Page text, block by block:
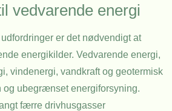
vedvarende energi
er det nødvendigt at
energikilder. Vedvarende energi,
vindenergi, vandkraft og geotermisk
og ubegrænset energiforsyning.
færre drivhusgasser